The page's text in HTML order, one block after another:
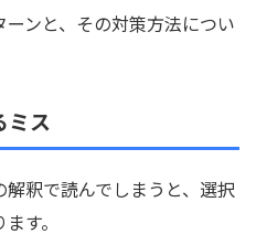
ンと、その対策方法につい
ミス
釈で読んでしまうと、選択
す。